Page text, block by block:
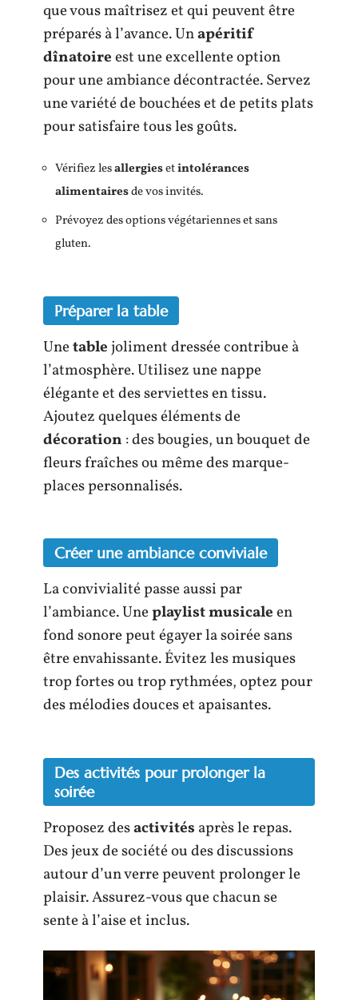
que vous maîtrisez et qui peuvent être
préparés à l’avance. Unapéritif
dînatoireest une excellente option
pour une ambiance décontractée. Servez
une variété de bouchées et de petits plats
pour satisfaire tous les goûts.
Vérifiez lesallergiesetintolérances
alimentairesde vos invités.
Prévoyez des options végétariennes et sans
gluten.
Préparer la table
Unetablejoliment dressée contribue à
l’atmosphère. Utilisez une nappe
élégante et des serviettes en tissu.
Ajoutez quelques éléments de
décoration : des bougies, un bouquet de
fleurs fraîches ou même des marque-
places personnalisés.
Créer une ambiance conviviale
La convivialité passe aussi par
l’ambiance. Uneplaylist musicaleen
fond sonore peut égayer la soirée sans
être envahissante. Évitez les musiques
trop fortes ou trop rythmées, optez pour
des mélodies douces et apaisantes.
Des activités pour prolonger la
soirée
Proposez desactivités après le repas.
Des jeux de société ou des discussions
autour d’un verre peuvent prolonger le
plaisir. Assurez-vous que chacun se
sente à l’aise et inclus.